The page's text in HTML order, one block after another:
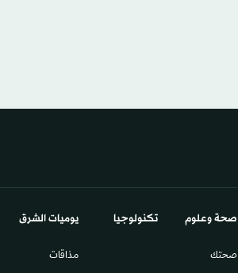
صحة وعلوم
صحتك
تكنولوجيا يوميات الشرق​
مذاقات